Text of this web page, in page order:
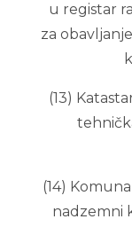
u registar
za
(13)
(14)
nadzemni